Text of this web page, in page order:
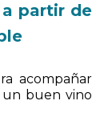
partir de
acompañar
un buen vino